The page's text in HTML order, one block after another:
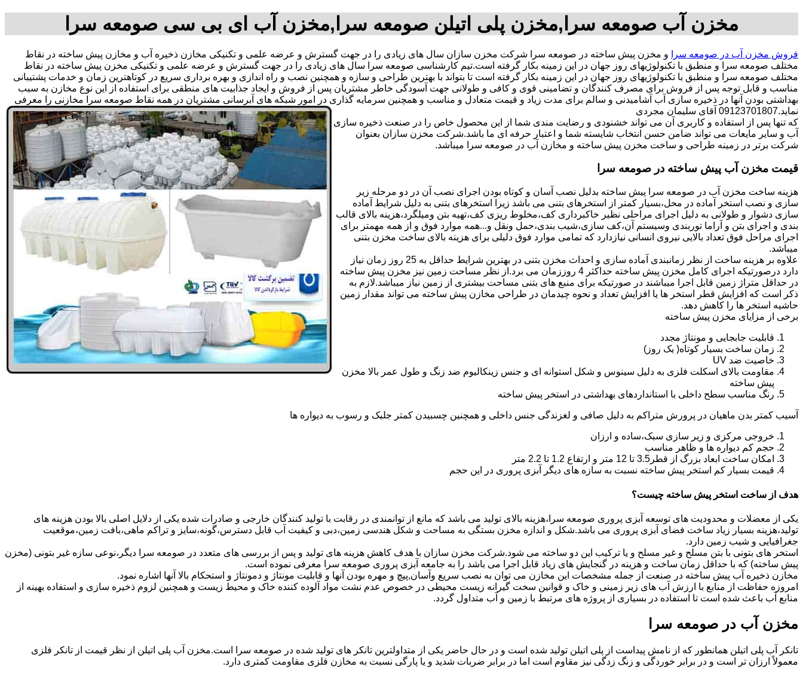
مخزن آب صومعه سرا,مخزن پلی اتیلن صومعه سرا,مخزن آب ای بی سی صومعه سرا
فروش مخزن آب در صومعه سرا
و مخزن پیش ساخته در صومعه سرا شرکت مخزن سازان سال های زیادی را در جهت گسترش و عرضه علمی و تکنیکی مخازن ذخیره آب و مخازن پیش ساخته در نقاط
مختلف صومعه سرا و منطبق با تکنولوژیهای روز جهان در این زمینه بکار گرفته است.تیم کارشناسی صومعه سرا سال های زیادی را در جهت گسترش و عرضه علمی و تکنیکی مخزن پیش ساخته در نقاط
مختلف صومعه سرا و منطبق با تکنولوژیهای روز جهان در این زمینه بکار گرفته است تا بتواند با بهترین طراحی و سازه و همچنین نصب و راه اندازی و بهره برداری سریع در کوتاهترین زمان و خدمات پشتیبانی
مناسب و قابل توجه پس از فروش برای مصرف کنندگان و تضامینی قوی و کافی و طولانی جهت آسودگی خاطر مشتریان پس از فروش و ایجاد جذابیت های منطقی برای استفاده از این نوع مخازن به سبب
بهداشتی بودن آنها در ذخیره سازی آب آشامیدنی و سالم برای مدت زیاد و قیمت متعادل و مناسب و همچنین سرمایه گذاری در امور شبکه های آبرسانی مشتریان در همه نقاط صومعه سرا مخازنی را معرفی
نماید.09123701807 آقای سلیمان مجردی
که تنها پس از استفاده و کاربری آن می تواند خشنودی و رضایت مندی شما از این محصول خاص را در صنعت ذخیره سازی
آب و سایر مایعات می تواند ضامن حسن انتخاب شایسته شما و اعتبار حرفه ای ما باشد.شرکت مخزن سازان بعنوان
شرکت برتر در زمینه طراحی و ساخت مخزن پیش ساخته و مخازن آب در صومعه سرا میباشد.
قیمت مخزن آب پیش ساخته در صومعه سرا
هزینه ساخت مخزن آب در صومعه سرا پیش ساخته بدلیل نصب آسان و کوتاه بودن اجرای نصب آن در دو مرحله زیر
سازی و نصب استخر آماده در محل،بسیار کمتر از استخرهای بتنی می باشد زیرا استخرهای بتنی به دلیل شرایط آماده
سازی دشوار و طولانی به دلیل اجرای مراحلی نظیر خاکبرداری کف،مخلوط ریزی کف،تهیه بتن ومیلگرد،هزینه بالای قالب
بندی و اجرای بتن و آراما توربندی وسیستم آن،کف سازی،شیب بندی،حمل ونقل و...همه موارد فوق و از همه مهمتر برای
اجرای مراحل فوق تعداد بالایی نیروی انسانی نیازدارد که تمامی موارد فوق دلیلی برای هزینه بالای ساخت مخزن بتنی
میباشد.
علاوه بر هزینه ساخت از نظر زمانبندی آماده سازی و احداث مخزن بتنی در بهترین شرایط حداقل به 25 روز زمان نیاز
دارد درصورتیکه اجرای کامل مخزن پیش ساخته حداکثر 4 روززمان می برد.از نظر مساحت زمین نیز مخزن پیش ساخته
در حداقل متراژ زمین قابل اجرا میباشند در صورتیکه برای منبع های بتنی مساحت بیشتری از زمین نیاز میباشد.لازم به
ذکر است که افزایش قطر استخر ها یا افزایش تعداد و نحوه چیدمان در طراحی مخازن پیش ساخته می تواند مقدار زمین
حاشیه استخر ها را کاهش دهد.
برخی از مزایای مخزن پیش ساخته
قابلیت جابجایی و مونتاژ مجدد
زمان ساخت بسیار کوتاه( یک روز)
خاصیت ضد UV
مقاومت بالای اسکلت فلزی به دلیل سینوس و شکل استوانه ای و جنس زینکالیوم ضد زنگ و طول عمر بالا مخزن
پیش ساخته
رنگ مناسب سطح داخلی با استانداردهای بهداشتی در استخر پیش ساخته
آسیب کمتر بدن ماهیان در پرورش متراکم به دلیل صافی و لغزندگی جنس داخلی و همچنین چسبیدن کمتر جلبک و رسوب به دیواره ها
خروجی مرکزی و زیر سازی سبک،ساده و ارزان
حجم کم دیواره ها و ظاهر مناسب
امکان ساخت ابعاد بزرگ از قطر3.5 تا 12 متر و ارتفاع 1.2 تا 2.2 متر
قیمت بسیار کم استخر پیش ساخته نسبت به سازه های دیگر آبزی پروری در این حجم
هدف از ساخت استخر پیش ساخته چیست؟
یکی از معضلات و محدودیت های توسعه آبزی پروری صومعه سرا،هزینه بالای تولید می باشد که مانع از توانمندی در رقابت با تولید کنندگان خارجی و صادرات شده یکی از دلایل اصلی بالا بودن هزینه های
تولید،هزینه بسیار زیاد ساخت فضای آبزی پروری می باشد.شکل و اندازه مخزن بستگی به مساحت و شکل هندسی زمین،دبی و کیفیت آب قابل دسترس،گونه،سایز و تراکم ماهی،بافت زمین،موقعیت
جغرافیایی و شیب زمین دارد.
استخر های بتونی با بتن مسلح و غیر مسلح و یا ترکیب این دو ساخته می شود.شرکت مخزن سازان با هدف کاهش هزینه های تولید و پس از بررسی های متعدد در صومعه سرا دیگر،نوعی سازه غیر بتونی (مخزن
پیش ساخته) که با حداقل زمان ساخت و هزینه در گنجایش های زیاد قابل اجرا می باشد را به جامعه آبزی پروری صومعه سرا معرفی نموده است.
مخازن ذخیره آب پیش ساخته در صنعت از جمله مشخصات این مخازن می توان به نصب سریع وآسان,پیچ و مهره بودن آنها و قابلیت مونتاژ و دمونتاژ و استحکام بالا آنها اشاره نمود.
امروزه حفاظت از منابع با ارزش آب های زیر زمینی و خاک و قوانین سخت گیرانه زیست محیطی در خصوص عدم نشت مواد آلوده کننده خاک و محیط زیست و همچنین لزوم ذخیره سازی و استفاده بهینه از
منابع آب باعث شده است تا استفاده در بسیاری از پروژه های مرتبط با زمین و آب متداول گردد.
مخزن آب در صومعه سرا
تانکر آب پلی اتیلن همانطور که از نامش پیداست از پلی اتیلن تولید شده است و در حال حاضر یکی از متداولترین تانکر های تولید شده در صومعه سرا است.مخزن آب پلی اتیلن از نظر قیمت از تانکر فلزی
معمولاً ارزان تر است و در برابر خوردگی و زنگ زدگی نیز مقاوم است اما در برابر ضربات شدید و یا پارگی نسبت به مخازن فلزی مقاومت کمتری دارد.